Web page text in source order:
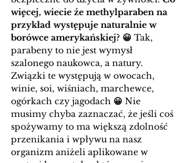
więcej, wiecie że methylparaben na
przykład występuje naturalnie w
borówce amerykańskiej? 😀 Tak,
parabeny to nie jest wymysł
szalonego naukowca, a natury.
Związki te występują w owocach,
winie, soi, wiśniach, marchewce,
ogórkach czy jagodach 😀 Nie
musimy chyba zaznaczać, że jeśli coś
spożywamy to ma większą zdolność
przenikania i wpływu na nasz
organizm aniżeli aplikowane w